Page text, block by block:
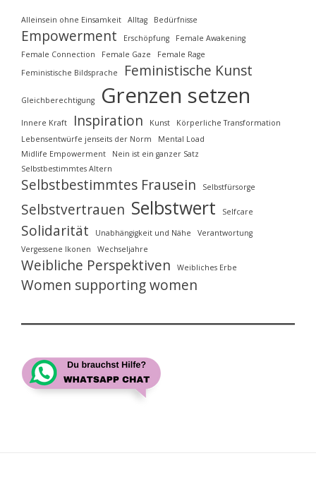
Alleinsein ohne Einsamkeit Alltag Bedürfnisse
Empowerment Erschöpfung
Female Awakening
Female Connection
Female Gaze
Female Rage
Feministische Bildsprache
Feministische Kunst
Gleichberechtigung Grenzen setzen
Innere Kraft Inspiration Kunst
Körperliche Transformation
Lebensentwürfe jenseits der Norm
Mental Load
Midlife Empowerment
Nein ist ein ganzer Satz
Selbstbestimmtes Altern
Selbstbestimmtes Frausein Selbstfürsorge
Selbstvertrauen Selbstwert Selfcare
Solidarität Unabhängigkeit und Nähe
Verantwortung
Vergessene Ikonen
Wechseljahre
Weibliche Perspektiven Weibliches Erbe
Women supporting women